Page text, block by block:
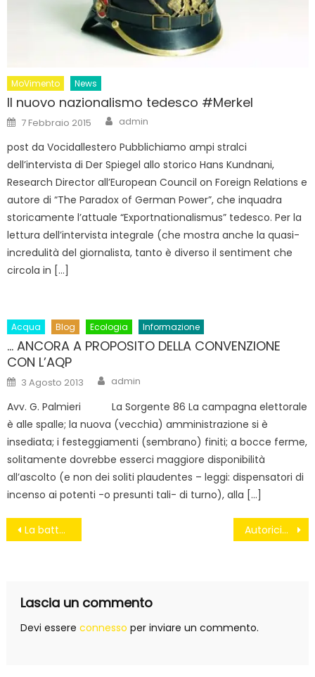
MoVimento News
Il nuovo nazionalismo tedesco #Merkel
Posted
on
7 Febbraio 2015 Author
admin
post da Vocidallestero Pubblichiamo ampi stralci
dell’intervista di Der Spiegel allo storico Hans Kundnani,
Research Director all’European Council on Foreign Relations e
autore di “The Paradox of German Power”, che inquadra
storicamente l’attuale “Exportnationalismus” tedesco. Per la
lettura dell’intervista integrale (che mostra anche la quasi-
incredulità del giornalista, tanto è diverso il sentiment che
circola in […]
Acqua Blog Ecologia Informazione
… ANCORA A PROPOSITO DELLA CONVENZIONE
CON L’AQP
Posted
on
3 Agosto 2013 Author
admin
Avv. G. Palmieri La Sorgente 86 La campagna elettorale
è alle spalle; la nuova (vecchia) amministrazione si è
insediata; i festeggiamenti (sembrano) finiti; a bocce ferme,
solitamente dovrebbe esserci maggiore disponibilità
all’ascolto (e non dei soliti plaudentes – leggi: dispensatori di
incenso ai potenti -o presunti tali- di turno), alla […]
Navigazione
La battaglia per l’articolo 18 Autoriciclaggio, dal governo un testo “soft”. Esclusi evasori fiscali e truffatori
Lascia un commento
Devi essere connesso per inviare un commento.